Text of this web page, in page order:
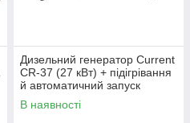
Дизельний генератор Current
CR-37 (27 кВт) + підігрівання
й автоматичний запуск
В наявності